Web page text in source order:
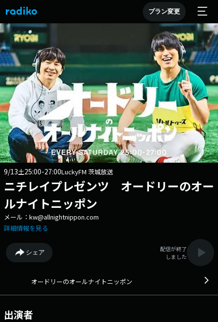
プラン変更
9/13土25:00-27:00LuckyFM 茨城放送
ニチレイプレゼンツ オードリーのオー
ルナイトニッポン
メール：kw@allnightnippon.com
詳細情報を見る
シェア
配信が終了
しました
オードリーのオールナイトニッポン
出演者